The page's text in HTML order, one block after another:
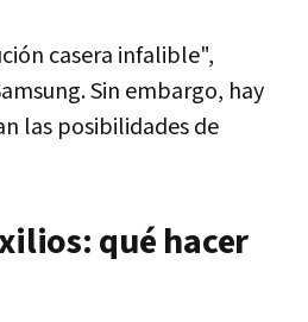
casera infalible",
Sin embargo, hay
las posibilidades de
qué hacer